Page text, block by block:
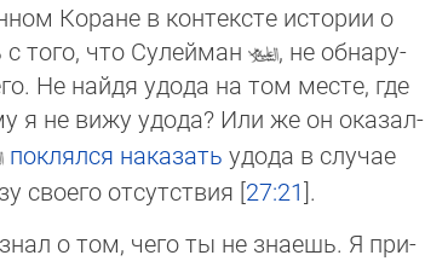
Коране в контексте истории о
того, что Сулейман
, не об­на­ру­
Не найдя удода на том месте, где
я не вижу удода? Или же он ока­зал­
поклялся наказать удода в слу­чае
своего отсутствия [27:21].
о том, чего ты не знаешь. Я при­